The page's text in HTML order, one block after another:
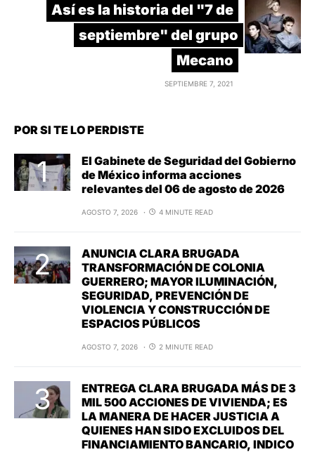
Así es la historia del "7 de
septiembre" del grupo
Mecano
SEPTIEMBRE 7, 2021
POR SI TE LO PERDISTE
El Gabinete de Seguridad del Gobierno
de México informa acciones
relevantes del 06 de agosto de 2026
AGOSTO 7, 2026 4 MINUTE READ
ANUNCIA CLARA BRUGADA
TRANSFORMACIÓN DE COLONIA
GUERRERO; MAYOR ILUMINACIÓN,
SEGURIDAD, PREVENCIÓN DE
VIOLENCIA Y CONSTRUCCIÓN DE
ESPACIOS PÚBLICOS
AGOSTO 7, 2026 2 MINUTE READ
ENTREGA CLARA BRUGADA MÁS DE 3
MIL 500 ACCIONES DE VIVIENDA; ES
LA MANERA DE HACER JUSTICIA A
QUIENES HAN SIDO EXCLUIDOS DEL
FINANCIAMIENTO BANCARIO, INDICO